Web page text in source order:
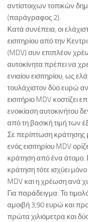
αντίστοιχων τοπικών
(παράγραφος 2).
Κατά συνέπεια, οι
εισιτηρίου από την
(MDV) συν επιπλέον
αυτοκίνητα πρέπει να
ενιαίου εισιτηρίου, ως
τουλάχιστον δύο ευρώ
εισιτήριο MDV κοστίζει
ενοικίαση αυτοκινήτου
από τη βασική τιμή των
Σε περίπτωση κράτησης
ενός εισιτηρίου MDV
κράτηση από ένα άτομο.
κράτηση τότε ισχύει μόνο
MDV και η χρέωση ανά
Για παράδειγμα: Το
αμοιβή 3,90 ευρώ και
πρώτα χιλιόμετρα και